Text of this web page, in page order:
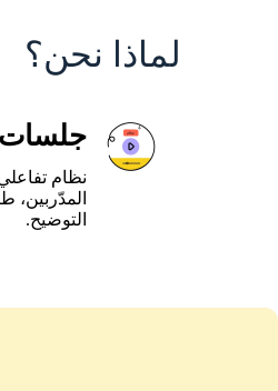
لماذا نحن؟
جلسات
نظام
المدّربين،
التوضيح.